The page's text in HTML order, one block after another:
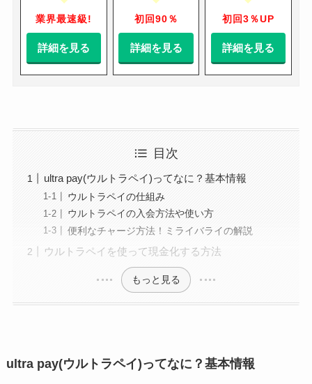
業界最速級!
詳細を見る
初回90％
詳細を見る
初回3％UP
詳細を見る
目次
ultra pay(ウルトラペイ)ってなに？基本情報
ウルトラペイの仕組み
ウルトラペイの入会方法や使い方
便利なチャージ方法！ミライバライの解説
ウルトラペイを使って現金化する方法
もっと見る
ultra pay(ウルトラペイ)ってなに？基本情報